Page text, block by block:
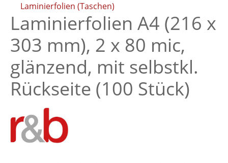
Laminierfolien (Taschen)
Laminierfolien A4 (216 x
303 mm), 2 x 80 mic,
glänzend, mit selbstkl.
Rückseite (100 Stück)